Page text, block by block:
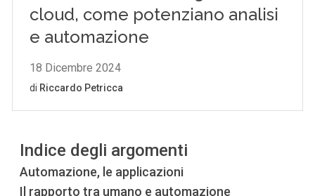
Indice degli argomenti
Automazione, le applicazioni
Il rapporto tra umano e automazione